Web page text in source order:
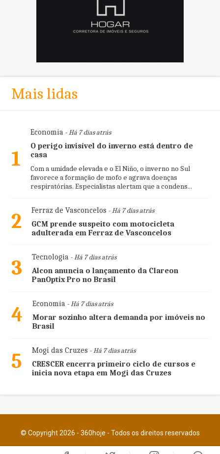
Mais lidas
1
Economia- Há 7 dias atrás
O perigo invisível do inverno está dentro de
casa
Com a umidade elevada e o El Niño, o inverno no Sul
favorece a formação de mofo e agrava doenças
respiratórias. Especialistas alertam que a condens...
2 Ferraz de Vasconcelos - Há 7 dias atrás
GCM prende suspeito com motocicleta
adulterada em Ferraz de Vasconcelos
3 Tecnologia- Há 7 dias atrás
Alcon anuncia o lançamento da Clareon
PanOptix Pro no Brasil
4 Economia- Há 7 dias atrás
Morar sozinho altera demanda por imóveis no
Brasil
5 Mogi das Cruzes - Há 7 dias atrás
CRESCER encerra primeiro ciclo de cursos e
inicia nova etapa em Mogi das Cruzes
© Copyright 2026 - 360hoje - Todos os direitos reservados